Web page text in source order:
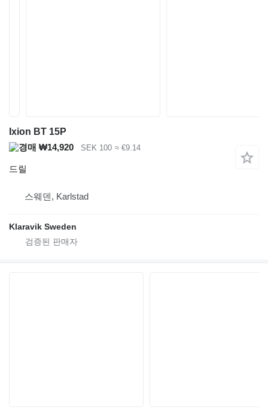
Ixion BT 15P
₩14,920
SEK 100 ≈ €9.14
드릴
스웨덴, Karlstad
Klaravik Sweden